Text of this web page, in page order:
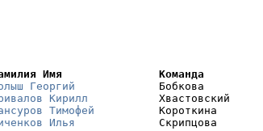
Имя               Команда
Георгий
Бобкова
Кирилл
Хвастовский
Тимофей
Короткина
Илья
Скрипцова